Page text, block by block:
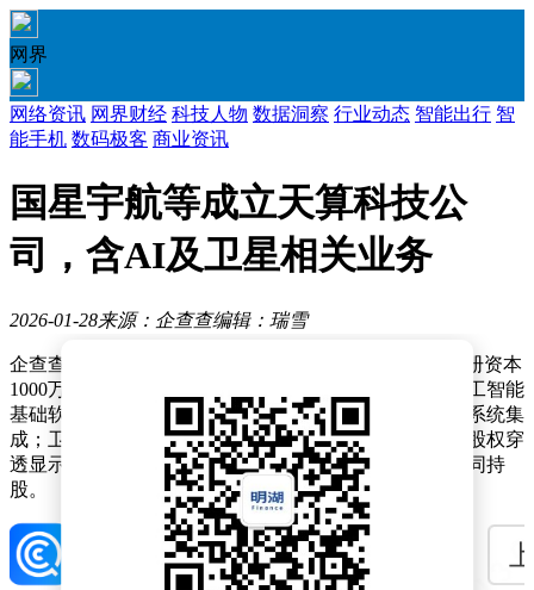
网界
网络资讯 网界财经 科技人物 数据洞察 行业动态 智能出行 智
能手机 数码极客 商业资讯
国星宇航等成立天算科技公
司，含AI及卫星相关业务
2026-01-28来源：企查查编辑：瑞雪
企查查APP显示，上海东方天算科技有限公司成立，注册资本
1000万元，经营范围包含：人工智能应用软件开发；人工智能
基础软件开发；智能机器人的研发；卫星技术综合应用系统集
成；卫星移动通信终端销售；卫星通信服务等。企查查股权穿
透显示，该公司由成都国星宇航科技股份有限公司等共同持
股。